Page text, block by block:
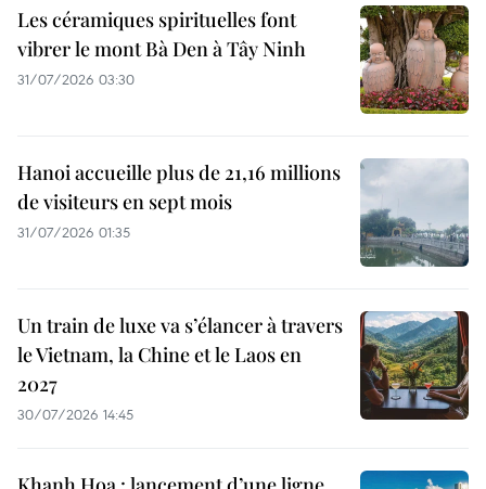
Les céramiques spirituelles font
vibrer le mont Bà Den à Tây Ninh
31/07/2026 03:30
Hanoi accueille plus de 21,16 millions
de visiteurs en sept mois ​
31/07/2026 01:35
Un train de luxe va s’élancer à travers
le Vietnam, la Chine et le Laos en
2027
30/07/2026 14:45